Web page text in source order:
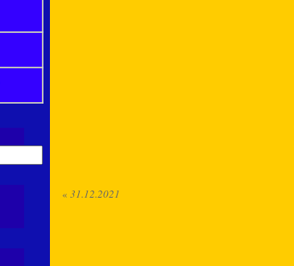
« 31.12.2021